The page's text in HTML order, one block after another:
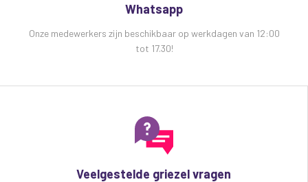
Whatsapp
Onze medewerkers zijn beschikbaar op werkdagen van 12:00
tot 17.30!
Veelgestelde griezel vragen